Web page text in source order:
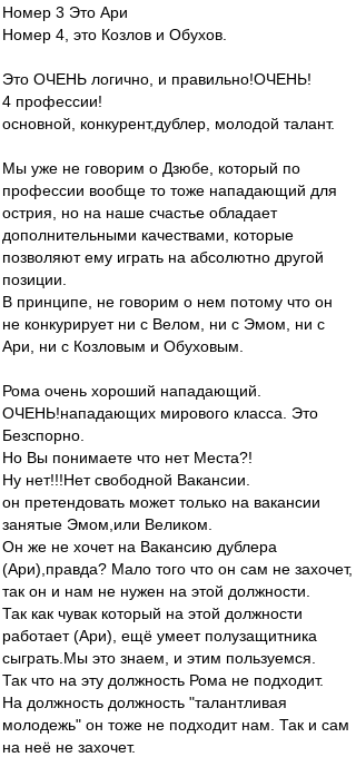
Номер 3 Это Ари
Номер 4, это Козлов и Обухов.
Это ОЧЕНЬ логично, и правильно!ОЧЕНЬ!
4 профессии!
основной, конкурент,дублер, молодой талант.
Мы уже не говорим о Дзюбе, который по
профессии вообще то тоже нападающий для
острия, но на наше счастье обладает
дополнительными качествами, которые
позволяют ему играть на абсолютно другой
позиции.
В принципе, не говорим о нем потому что он
не конкурирует ни с Велом, ни с Эмом, ни с
Ари, ни с Козловым и Обуховым.
Рома очень хороший нападающий.
ОЧЕНЬ!нападающих мирового класса. Это
Безспорно.
Но Вы понимаете что нет Места?!
Ну нет!!!Нет свободной Вакансии.
он претендовать может только на вакансии
занятые Эмом,или Великом.
Он же не хочет на Вакансию дублера
(Ари),правда? Мало того что он сам не захочет,
так он и нам не нужен на этой должности.
Так как чувак который на этой должности
работает (Ари), ещё умеет полузащитника
сыграть.Мы это знаем, и этим пользуемся.
Так что на эту должность Рома не подходит.
На должность должность "талантливая
молодежь" он тоже не подходит нам. Так и сам
на неё не захочет.